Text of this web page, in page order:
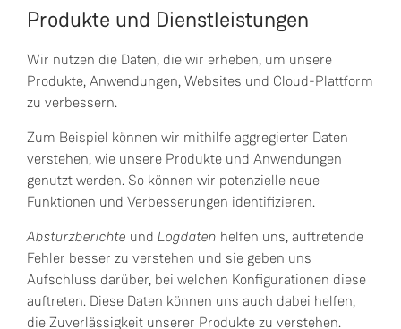
Produkte und Dienstleistungen
Wir nutzen die Daten, die wir erheben, um unsere
Produkte, Anwendungen, Websites und Cloud-Plattform
zu verbessern.
Zum Beispiel können wir mithilfe aggregierter Daten
verstehen, wie unsere Produkte und Anwendungen
genutzt werden. So können wir potenzielle neue
Funktionen und Verbesserungen identifizieren.
Absturzberichte und Logdaten helfen uns, auftretende
Fehler besser zu verstehen und sie geben uns
Aufschluss darüber, bei welchen Konfigurationen diese
auftreten. Diese Daten können uns auch dabei helfen,
die Zuverlässigkeit unserer Produkte zu verstehen.